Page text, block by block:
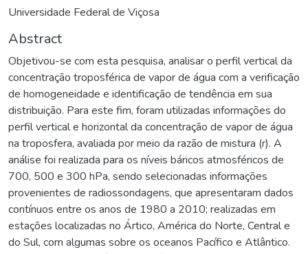
Universidade Federal de Viçosa
Abstract
Objetivou-se com esta pesquisa, analisar o perfil vertical da
concentração troposférica de vapor de água com a verificação
de homogeneidade e identificação de tendência em sua
distribuição. Para este fim, foram utilizadas informações do
perfil vertical e horizontal da concentração de vapor de água
na troposfera, avaliada por meio da razão de mistura (r). A
análise foi realizada para os níveis báricos atmosféricos de
700, 500 e 300 hPa, sendo selecionadas informações
provenientes de radiossondagens, que apresentaram dados
contínuos entre os anos de 1980 a 2010; realizadas em
estações localizadas no Ártico, América do Norte, Central e
do Sul, com algumas sobre os oceanos Pacífico e Atlântico.